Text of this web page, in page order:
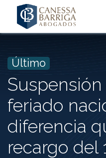
Último
feriado
diferencia
recargo del